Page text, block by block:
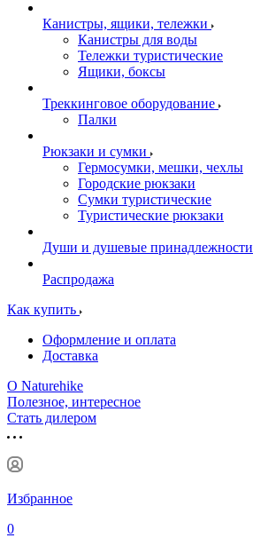
Канистры, ящики, тележки
Канистры для воды
Тележки туристические
Ящики, боксы
Треккинговое оборудование
Палки
Рюкзаки и сумки
Гермосумки, мешки, чехлы
Городские рюкзаки
Сумки туристические
Туристические рюкзаки
Души и душевые принадлежности
Распродажа
Как купить
Оформление и оплата
Доставка
О Naturehike
Полезное, интересное
Стать дилером
Избранное
0